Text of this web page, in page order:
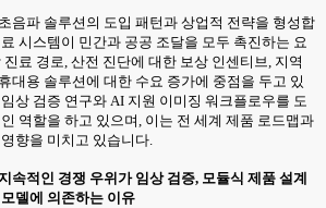
음파 솔루션의 도입 패턴과 상업적 전략을 형성합
시스템이 민간과 공공 조달을 모두 촉진하는 요
료 경로, 산전 진단에 대한 보상 인센티브, 지역
대용 솔루션에 대한 수요 증가에 중점을 두고 있
상 검증 연구와 AI 지원 이미징 워크플로우를 도
역할을 하고 있으며, 이는 전 세계 제품 로드맵과
향을 미치고 있습니다.
속적인 경쟁 우위가 임상 검증, 모듈식 제품 설계
델에 의존하는 이유